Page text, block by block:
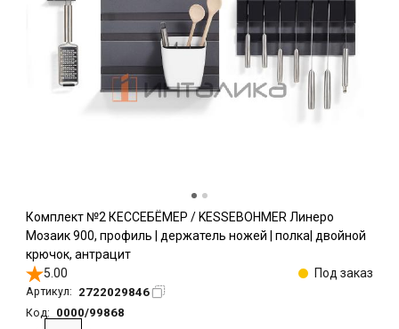
Комплект №2 КЕССЕБЁМЕР / KESSEBOHMER Линеро
Мозаик 900, профиль | держатель ножей | полка| двойной
крючок, антрацит
5.00
Под заказ
Артикул: 2722029846
Код:
0000/99868